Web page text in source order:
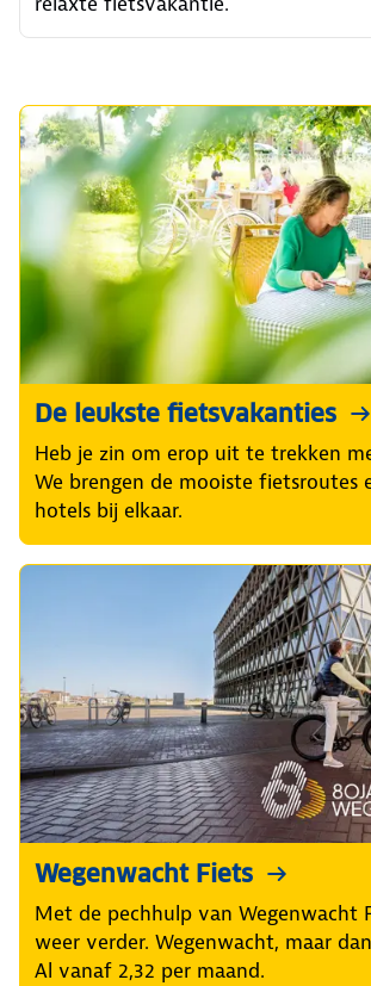
De leukste fietsvakanties
Heb je zin om erop uit te trekken
We brengen de mooiste fietsroutes
hotels bij elkaar.
Wegenwacht Fiets
Met de pechhulp van Wegenwacht
weer verder. Wegenwacht, maar
Al vanaf 2,32 per maand.